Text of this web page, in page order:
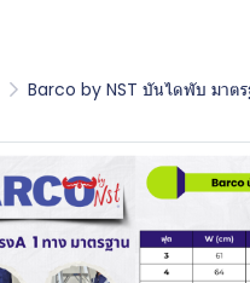
Barco by NST บันไดพับ มาตร